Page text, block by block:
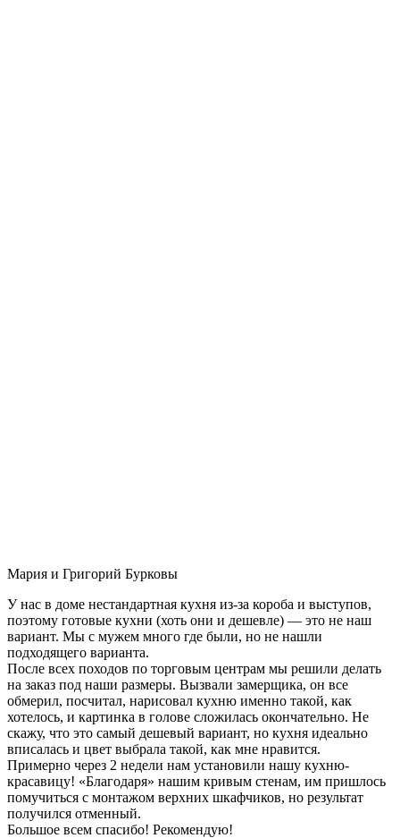
Мария и Григорий Бурковы
У нас в доме нестандартная кухня из-за короба и выступов,
поэтому готовые кухни (хоть они и дешевле) — это не наш
вариант. Мы с мужем много где были, но не нашли
подходящего варианта.
После всех походов по торговым центрам мы решили делать
на заказ под наши размеры. Вызвали замерщика, он все
обмерил, посчитал, нарисовал кухню именно такой, как
хотелось, и картинка в голове сложилась окончательно. Не
скажу, что это самый дешевый вариант, но кухня идеально
вписалась и цвет выбрала такой, как мне нравится.
Примерно через 2 недели нам установили нашу кухню-
красавицу! «Благодаря» нашим кривым стенам, им пришлось
помучиться с монтажом верхних шкафчиков, но результат
получился отменный.
Большое всем спасибо! Рекомендую!